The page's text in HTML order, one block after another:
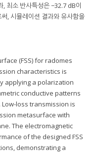
, 최소 반사특성은 −32.7 dB이
, 시뮬레이션 결과와 유사함을
(FSS) for radomes
characteristics is
applying a polarization
conductive patterns
loss transmission is
metasurface with
The electromagnetic
of the designed FSS
demonstrating a